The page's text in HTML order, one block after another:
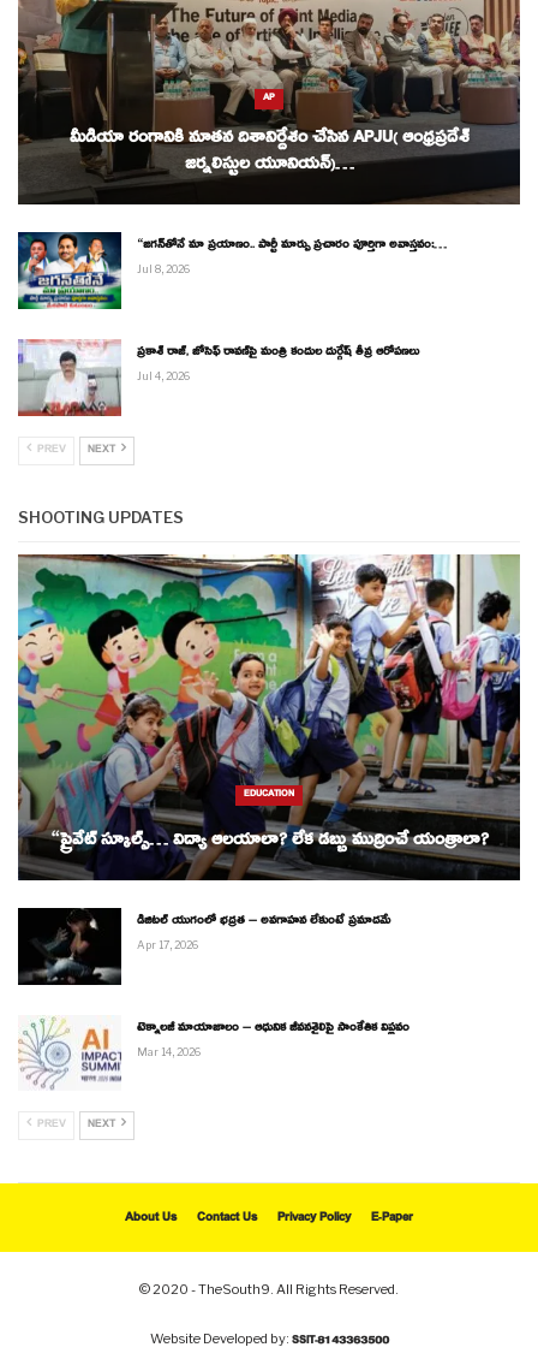
AP
మీడియా రంగానికి నూతన దిశానిర్దేశం చేసిన APJU( ఆంధ్రప్రదేశ్
జర్నలిస్టుల యూనియన్)…
“జగన్‌తోనే మా ప్రయాణం.. పార్టీ మార్పు ప్రచారం పూర్తిగా అవాస్తవం:…
Jul 8, 2026
ప్రకాశ్ రాజ్, జోసెఫ్ రావణ్‌పై మంత్రి కందుల దుర్గేష్ తీవ్ర ఆరోపణలు
Jul 4, 2026
PREV NEXT
SHOOTING UPDATES
EDUCATION
“ప్రైవేట్ స్కూల్స్… విద్యా ఆలయాలా? లేక డబ్బు ముద్రించే యంత్రాలా?
డిజిటల్ యుగంలో భద్రత – అవగాహన లేకుంటే ప్రమాదమే
Apr 17, 2026
టెక్నాలజీ మాయాజాలం – ఆధునిక జీవనశైలిపై సాంకేతిక విప్లవం
Mar 14, 2026
PREV NEXT
About Us Contact Us Privacy Policy E-Paper
© 2020 - TheSouth9. All Rights Reserved.
Website Developed by: SSIT-8143363500